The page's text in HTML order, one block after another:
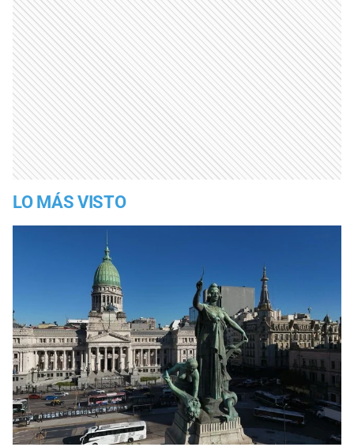
LO MÁS VISTO